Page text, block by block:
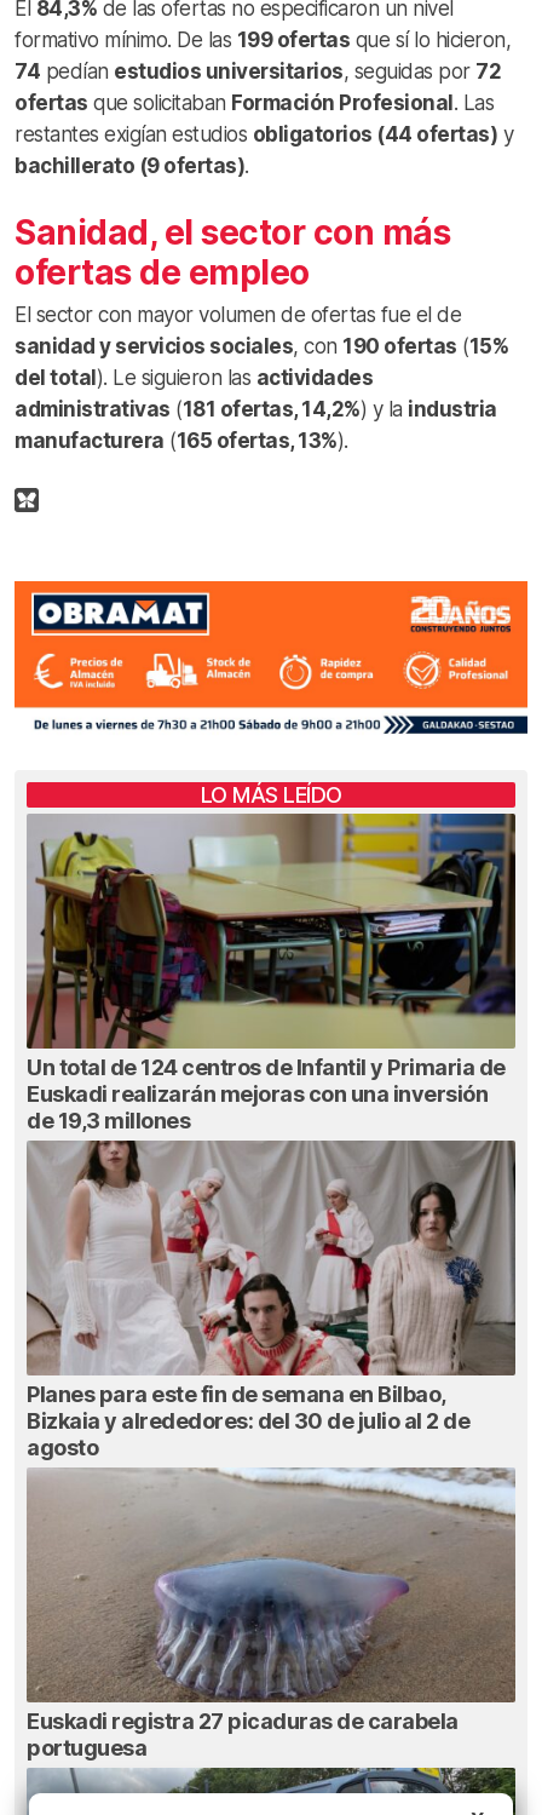
El 84,3% de las ofertas no especificaron un nivel
formativo mínimo. De las 199 ofertas que sí lo hicieron,
74 pedían estudios universitarios, seguidas por 72
ofertas que solicitaban Formación Profesional. Las
restantes exigían estudios obligatorios (44 ofertas) y
bachillerato (9 ofertas).
Sanidad, el sector con más
ofertas de empleo
El sector con mayor volumen de ofertas fue el de
sanidad y servicios sociales, con 190 ofertas (15%
del total). Le siguieron las actividades
administrativas (181 ofertas, 14,2%) y la industria
manufacturera (165 ofertas, 13%).
LO MÁS LEÍDO
Un total de 124 centros de Infantil y Primaria de
Euskadi realizarán mejoras con una inversión
de 19,3 millones
Planes para este fin de semana en Bilbao,
Bizkaia y alrededores: del 30 de julio al 2 de
agosto
Euskadi registra 27 picaduras de carabela
portuguesa